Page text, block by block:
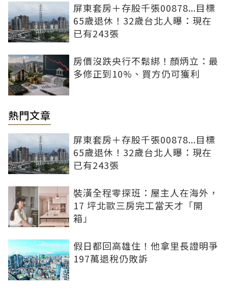
屏東套房＋存股千張00878...目標
65歲退休！32歲台北人曝：現在
已有243張
房價沒跌央行不鬆綁！顏炳立：最
多修正到10%、買方仍可獲利
熱門文章
屏東套房＋存股千張00878...目標
65歲退休！32歲台北人曝：現在
已有243張
裝潢全程零探班：屋主人在海外，
17 坪北歐三房完工當天才「開
箱」
假日都回高雄住！他拿里長證明爭
197萬退稅仍敗訴